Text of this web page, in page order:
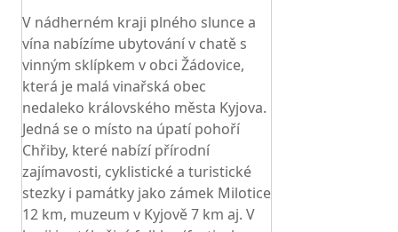
V nádherném kraji plného slunce a
vína nabízíme ubytování v chatě s
vinným sklípkem v obci Žádovice,
která je malá vinařská obec
nedaleko královského města Kyjova.
Jedná se o místo na úpatí pohoří
Chřiby, které nabízí přírodní
zajímavosti, cyklistické a turistické
stezky i památky jako zámek Milotice
12 km, muzeum v Kyjově 7 km aj. V